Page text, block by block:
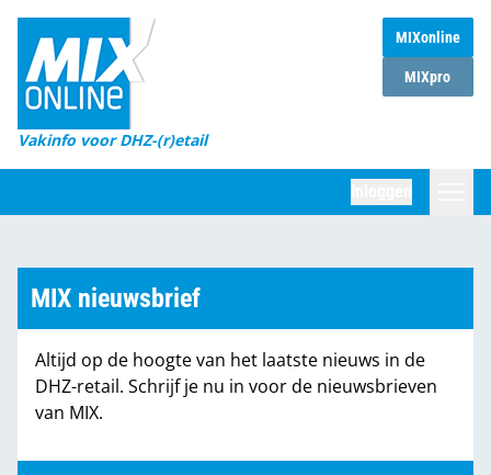
MIXonline
MIXpro
Vakinfo voor DHZ-(r)etail
Home
Magazines
DHZ Sessie
Marktcijfers
Partners
MIX nieuwsbrief
Altijd op de hoogte van het laatste nieuws in de
DHZ-retail. Schrijf je nu in voor de nieuwsbrieven
van MIX.